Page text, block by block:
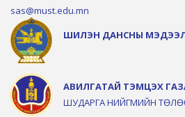
sas@must.edu.mn
ШИЛЭН ДАНСНЫ
АВИЛГАТАЙ ТЭМЦЭХ
ШУДАРГА НИЙГМИЙН